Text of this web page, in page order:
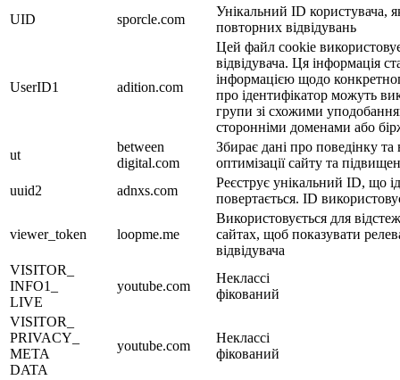
UID sporcle.com
Унікальний ID користувача,
повторних відвідувань
UserID1 adition.com
Цей файл cookie
відвідувача. Ця інформація
інформацією щодо
про ідентифікатор можуть
групи зі схожими
сторонніми доменами або
ut
between
digital.com
Збирає дані про поведінку
оптимізації сайту та
uuid2
adnxs.com
Реєструє унікальний ID, що
повертається. ID
viewer_token loopme.me
Використовується для
сайтах, щоб показувати
відвідувача
VISITOR_
INFO1_
LIVE
youtube.com
Неклассі
фікований
VISITOR_
PRIVACY_
META
DATA
youtube.com
Неклассі
фікований